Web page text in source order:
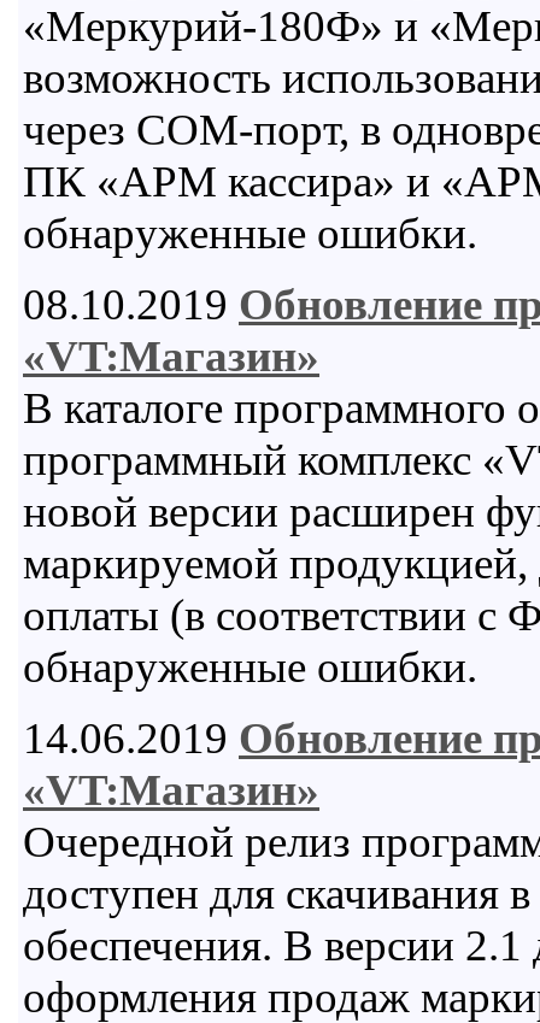
«Меркурий-180Ф» и
возможность
через COM-порт, в
ПК «АРМ кассира» и
обнаруженные ошибки.
08.10.2019 Обновление
«VT:Магазин»
В каталоге программного
программный комплекс
новой версии расширен
маркируемой
оплаты (в соответствии
обнаруженные ошибки.
14.06.2019 Обновление
«VT:Магазин»
Очередной релиз
доступен для скачивания
обеспечения. В версии
оформления продаж